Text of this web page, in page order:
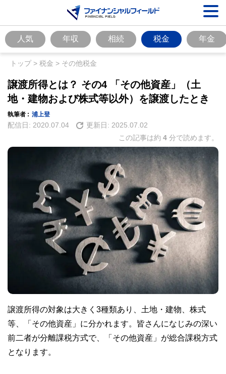
人気 年収 相続 税金 年金
トップ> 税金 > その他税金
譲渡所得とは？ その4 「その他資産」（土
地・建物および株式等以外）を譲渡したとき
執筆者 : 浦上登
配信日: 2020.07.04 更新日: 2025.07.02
この記事は約 4 分で読めます。
譲渡所得の対象は大きく3種類あり、土地・建物、株式
等、「その他資産」に分かれます。皆さんになじみの深い
前二者が分離課税方式で、「その他資産」が総合課税方式
となります。